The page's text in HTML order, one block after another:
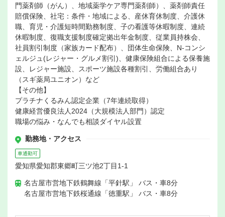
門薬剤師（がん）、地域薬学ケア専門薬剤師）、薬剤師責任
賠償保険、社宅：条件・地域による、産休育休制度、介護休
職、育児・介護短時間勤務制度、子の看護等休暇制度、連続
休暇制度、復職支援制度確定拠出年金制度、従業員持株会、
社員割引制度（家族カード配布）、団体生命保険、N-コンシ
ェルジュ(レジャー・グルメ割引)、健康保険組合による保養施
設、レジャー施設、スポーツ施設各種割引、労働組合あり
（スギ薬局ユニオン）など
【その他】
プラチナくるみん認定企業（7年連続取得）
健康経営優良法人2024（大規模法人部門）認定
職場の悩み・なんでも相談ダイヤル設置
勤務地・アクセス
車通勤可
愛知県愛知郡東郷町三ツ池2丁目1-1
名古屋市営地下鉄鶴舞線「平針駅」 バス・車8分
名古屋市営地下鉄桜通線「徳重駅」 バス・車8分